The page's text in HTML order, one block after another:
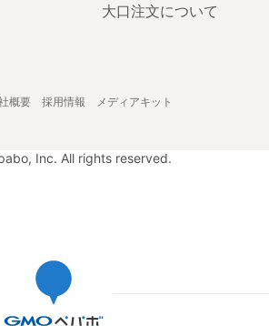
大口注文について
概要 採用情報 メディアキット
Inc. All rights reserved.